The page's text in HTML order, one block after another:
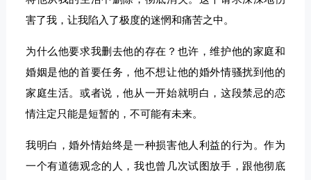
害了我，让我陷入了极度的迷惘和痛苦之中。
为什么他要求我删去他的存在？也许，维护他的家庭和
婚姻是他的首要任务，他不想让他的婚外情骚扰到他的
家庭生活。或者说，他从一开始就明白，这段禁忌的恋
情注定只能是短暂的，不可能有未来。
我明白，婚外情始终是一种损害他人利益的行为。作为
一个有道德观念的人，我也曾几次试图放手，跟他彻底